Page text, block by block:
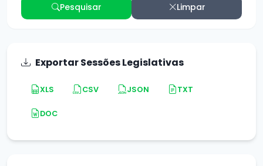
Pesquisar Limpar
Exportar Sessões Legislativas
XLS CSV JSON TXT
DOC